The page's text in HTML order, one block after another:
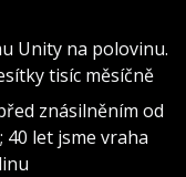
Unity na polovinu.
tisíc měsíčně
znásilněním od
let jsme vraha